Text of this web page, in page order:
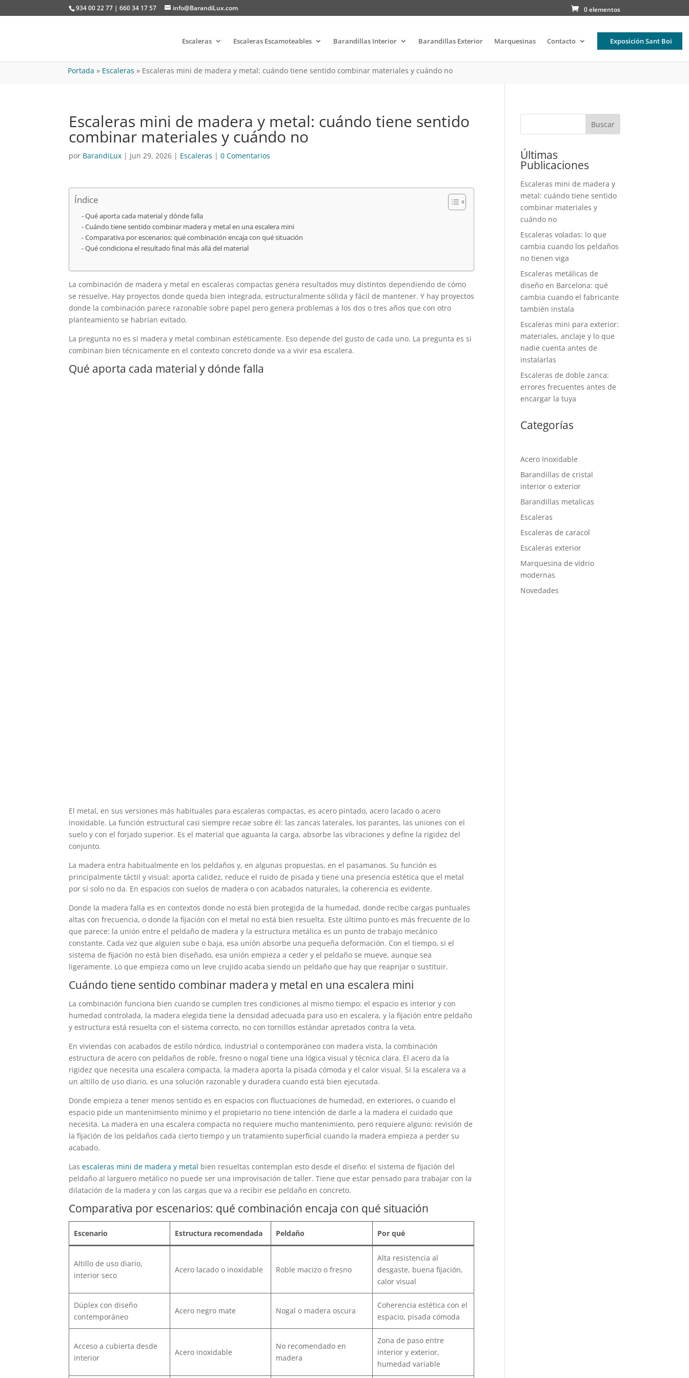
934 00 22 77 | 660 34 17 57 info@BarandiLux.com 0 elementos
Escaleras Escaleras Escamoteables Barandillas Interior Barandillas Exterior Marquesinas Contacto Exposición Sant Boi
Portada » Escaleras » Escaleras mini de madera y metal: cuándo tiene sentido combinar materiales y cuándo no
Escaleras mini de madera y metal: cuándo tiene sentido
combinar materiales y cuándo no
por BarandiLux | Jun 29, 2026 | Escaleras |0 Comentarios
Índice
Qué aporta cada material y dónde falla
Cuándo tiene sentido combinar madera y metal en una escalera mini
Comparativa por escenarios: qué combinación encaja con qué situación
Qué condiciona el resultado final más allá del material
La combinación de madera y metal en escaleras compactas genera resultados muy distintos dependiendo de cómo
se resuelve. Hay proyectos donde queda bien integrada, estructuralmente sólida y fácil de mantener. Y hay proyectos
donde la combinación parece razonable sobre papel pero genera problemas a los dos o tres años que con otro
planteamiento se habrían evitado.
La pregunta no es si madera y metal combinan estéticamente. Eso depende del gusto de cada uno. La pregunta es si
combinan bien técnicamente en el contexto concreto donde va a vivir esa escalera.
Qué aporta cada material y dónde falla
El metal, en sus versiones más habituales para escaleras compactas, es acero pintado, acero lacado o acero
inoxidable. La función estructural casi siempre recae sobre él: las zancas laterales, los parantes, las uniones con el
suelo y con el forjado superior. Es el material que aguanta la carga, absorbe las vibraciones y define la rigidez del
conjunto.
La madera entra habitualmente en los peldaños y, en algunas propuestas, en el pasamanos. Su función es
principalmente táctil y visual: aporta calidez, reduce el ruido de pisada y tiene una presencia estética que el metal
por sí solo no da. En espacios con suelos de madera o con acabados naturales, la coherencia es evidente.
Donde la madera falla es en contextos donde no está bien protegida de la humedad, donde recibe cargas puntuales
altas con frecuencia, o donde la fijación con el metal no está bien resuelta. Este último punto es más frecuente de lo
que parece: la unión entre el peldaño de madera y la estructura metálica es un punto de trabajo mecánico
constante. Cada vez que alguien sube o baja, esa unión absorbe una pequeña deformación. Con el tiempo, si el
sistema de fijación no está bien diseñado, esa unión empieza a ceder y el peldaño se mueve, aunque sea
ligeramente. Lo que empieza como un leve crujido acaba siendo un peldaño que hay que reaprijar o sustituir.
Cuándo tiene sentido combinar madera y metal en una escalera mini
La combinación funciona bien cuando se cumplen tres condiciones al mismo tiempo: el espacio es interior y con
humedad controlada, la madera elegida tiene la densidad adecuada para uso en escalera, y la fijación entre peldaño
y estructura está resuelta con el sistema correcto, no con tornillos estándar apretados contra la veta.
En viviendas con acabados de estilo nórdico, industrial o contemporáneo con madera vista, la combinación
estructura de acero con peldaños de roble, fresno o nogal tiene una lógica visual y técnica clara. El acero da la
rigidez que necesita una escalera compacta, la madera aporta la pisada cómoda y el calor visual. Si la escalera va a
un altillo de uso diario, es una solución razonable y duradera cuando está bien ejecutada.
Donde empieza a tener menos sentido es en espacios con fluctuaciones de humedad, en exteriores, o cuando el
espacio pide un mantenimiento mínimo y el propietario no tiene intención de darle a la madera el cuidado que
necesita. La madera en una escalera compacta no requiere mucho mantenimiento, pero requiere alguno: revisión de
la fijación de los peldaños cada cierto tiempo y un tratamiento superficial cuando la madera empieza a perder su
acabado.
Lasescaleras mini de madera y metal bien resueltas contemplan esto desde el diseño: el sistema de fijación del
peldaño al larguero metálico no puede ser una improvisación de taller. Tiene que estar pensado para trabajar con la
dilatación de la madera y con las cargas que va a recibir ese peldaño en concreto.
Comparativa por escenarios: qué combinación encaja con qué situación
Escenario Estructura recomendada Peldaño Por qué
Altillo de uso diario,
interior seco
Acero lacado o inoxidable Roble macizo o fresno
Alta resistencia al
desgaste, buena fijación,
calor visual
Dúplex con diseño
contemporáneo
Acero negro mate Nogal o madera oscura
Coherencia estética con el
espacio, pisada cómoda
Acceso a cubierta desde
interior
Acero inoxidable
No recomendado en
madera
Zona de paso entre
interior y exterior,
humedad variable
Buscar
Últimas
Publicaciones
Escaleras mini de madera y
metal: cuándo tiene sentido
combinar materiales y
cuándo no
Escaleras voladas: lo que
cambia cuando los peldaños
no tienen viga
Escaleras metálicas de
diseño en Barcelona: qué
cambia cuando el fabricante
también instala
Escaleras mini para exterior:
materiales, anclaje y lo que
nadie cuenta antes de
instalarlas
Escaleras de doble zanca:
errores frecuentes antes de
encargar la tuya
Categorías
Acero Inoxidable
Barandillas de cristal
interior o exterior
Barandillas metalicas
Escaleras
Escaleras de caracol
Escaleras exterior
Marquesina de vidrio
modernas
Novedades